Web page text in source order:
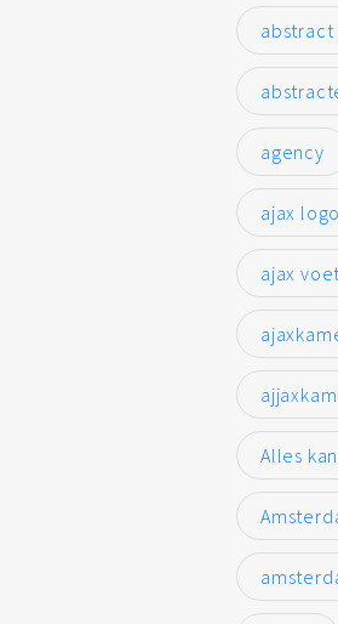
agency
ajax logo
ajax
Alles kan